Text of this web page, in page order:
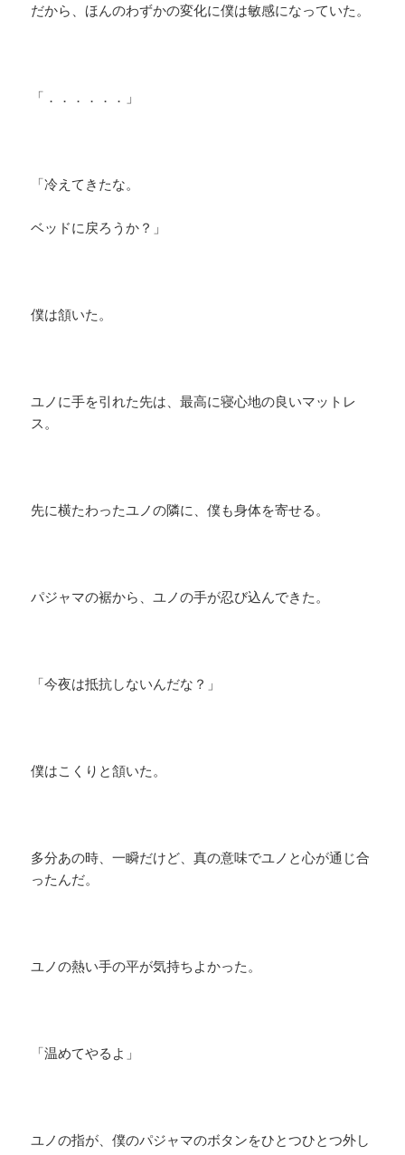
だから、ほんのわずかの変化に僕は敏感になっていた。
「．．．．．．」
「冷えてきたな。
ベッドに戻ろうか？」
僕は頷いた。
ユノに手を引れた先は、最高に寝心地の良いマットレ
ス。
先に横たわったユノの隣に、僕も身体を寄せる。
パジャマの裾から、ユノの手が忍び込んできた。
「今夜は抵抗しないんだな？」
僕はこくりと頷いた。
多分あの時、一瞬だけど、真の意味でユノと心が通じ合
ったんだ。
ユノの熱い手の平が気持ちよかった。
「温めてやるよ」
ユノの指が、僕のパジャマのボタンをひとつひとつ外し